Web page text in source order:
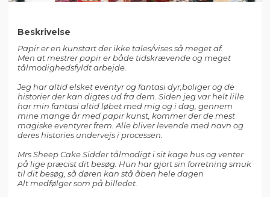
Beskrivelse
Papir er en kunstart der ikke tales/vises så meget af.
Men at mestrer papir er både tidskrævende og meget
tålmodighedsfyldt arbejde.
Jeg har altid elsket eventyr og fantasi dyr,boliger og de
historier der kan digtes ud fra dem. Siden jeg var helt lille
har min fantasi altid løbet med mig og i dag, gennem
mine mange år med papir kunst, kommer der de mest
magiske eventyrer frem. Alle bliver levende med navn og
deres histories undervejs i processen.
Mrs Sheep Cake Sidder tålmodigt i sit kage hus og venter
på lige præcist dit besøg. Hun har gjort sin forretning smuk
til dit besøg, så døren kan stå åben hele dagen
Alt medfølger som på billedet.